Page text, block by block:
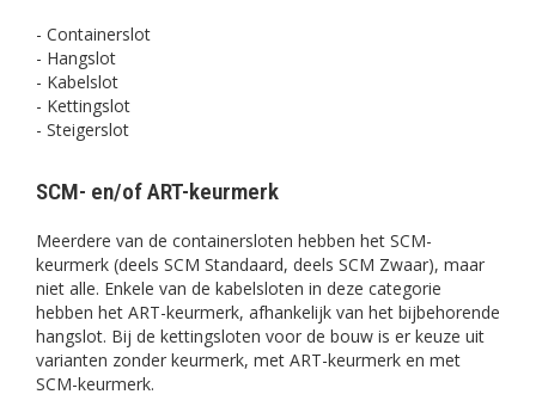
- Containerslot
- Hangslot
- Kabelslot
- Kettingslot
- Steigerslot
SCM- en/of ART-keurmerk
Meerdere van de containersloten hebben het SCM-
keurmerk (deels SCM Standaard, deels SCM Zwaar), maar
niet alle. Enkele van de kabelsloten in deze categorie
hebben het ART-keurmerk, afhankelijk van het bijbehorende
hangslot. Bij de kettingsloten voor de bouw is er keuze uit
varianten zonder keurmerk, met ART-keurmerk en met
SCM-keurmerk.